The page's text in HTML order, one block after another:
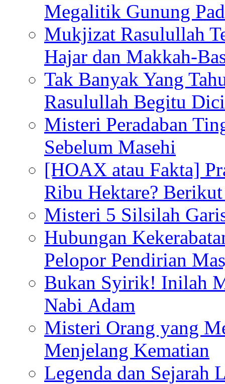
Megalitik Gunung
Mukjizat Rasulullah
Hajar dan Makkah-
Tak Banyak Yang
Rasulullah Begitu
Misteri Peradaban
Sebelum Masehi
[HOAX atau Fakta]
Ribu Hektare?
Misteri 5 Silsilah
Hubungan
Pelopor Pendirian
Bukan Syirik! Inilah
Nabi Adam
Misteri Orang yang
Menjelang Kematian
Legenda dan Sejarah